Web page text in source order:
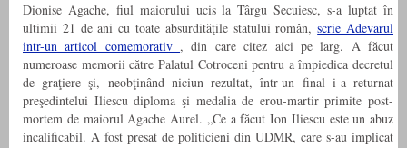
Dionise Agache, fiul maiorului ucis la Târgu Secuiesc, s-a luptat în
ultimii 21 de ani cu toate absurdităţile statului român,scrie Adevarul
intr-un articol comemorativ , din care citez aici pe larg. A făcut
numeroase memorii către Palatul Cotroceni pentru a împiedica decretul
de graţiere şi, neobţinând niciun rezultat, într-un final i-a returnat
preşedintelui Iliescu diploma şi medalia de erou-martir primite post-
mortem de maiorul Agache Aurel. „Ce a făcut Ion Iliescu este un abuz
incalificabil. A fost presat de politicieni din UDMR, care s-au implicat